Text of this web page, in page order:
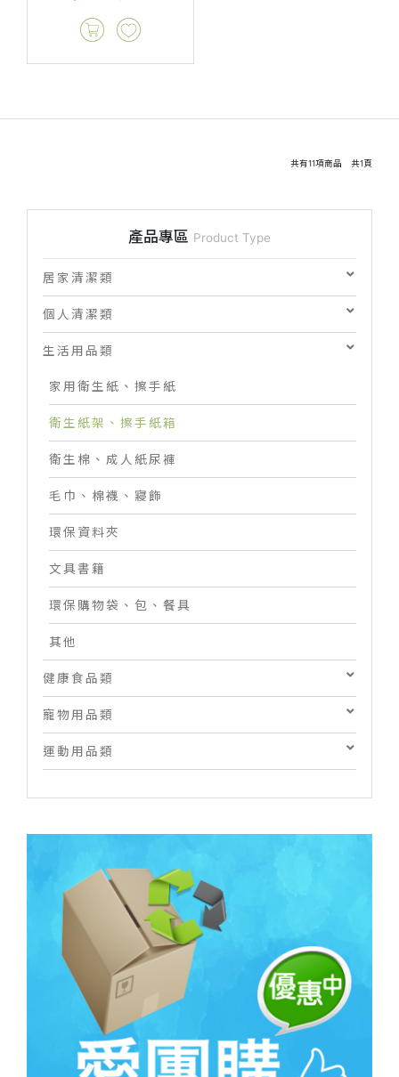
產品專區 Product Type
居家清潔類
個人清潔類
生活用品類
家用衛生紙、擦手紙
衛生紙架、擦手紙箱
衛生棉、成人紙尿褲
毛巾、棉襪、寢飾
環保資料夾
文具書籍
環保購物袋、包、餐具
其他
健康食品類
寵物用品類
運動用品類
共有11項商品 共1 頁